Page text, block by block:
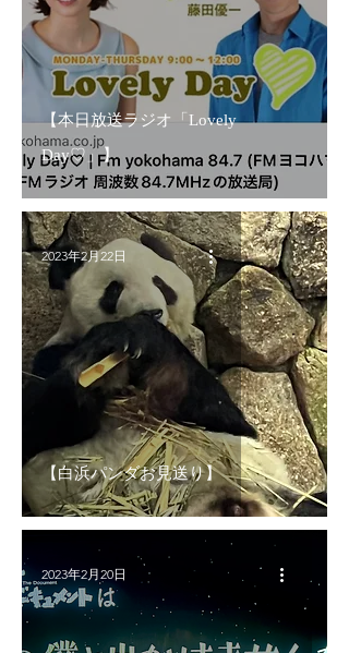
【本日放送ラジオ「Lovely
Day♡」】
【白浜パンダお見送り】
2023年2月22日
2023年2月20日